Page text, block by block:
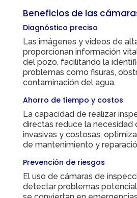
Beneficios de las
Diagnóstico preciso
Las imágenes y videos de
proporcionan información
del pozo, facilitando la
problemas como fisuras,
contaminación del agua.
Ahorro de tiempo y costos
La capacidad de realizar
directas reduce la necesidad
invasivas y costosas,
de mantenimiento y
Prevención de riesgos
El uso de cámaras de
detectar problemas